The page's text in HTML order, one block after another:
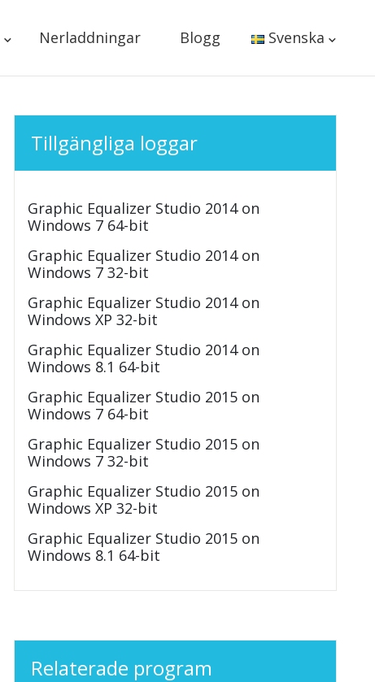
Nerladdningar Blogg Svenska
Tillgängliga loggar
Graphic Equalizer Studio 2014 on
Windows 7 64-bit
Graphic Equalizer Studio 2014 on
Windows 7 32-bit
Graphic Equalizer Studio 2014 on
Windows XP 32-bit
Graphic Equalizer Studio 2014 on
Windows 8.1 64-bit
Graphic Equalizer Studio 2015 on
Windows 7 64-bit
Graphic Equalizer Studio 2015 on
Windows 7 32-bit
Graphic Equalizer Studio 2015 on
Windows XP 32-bit
Graphic Equalizer Studio 2015 on
Windows 8.1 64-bit
Relaterade program